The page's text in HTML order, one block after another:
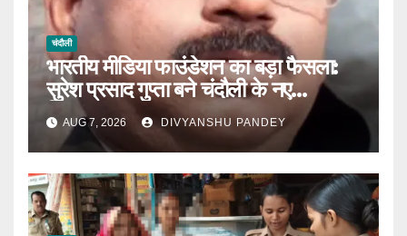
चंदौली
भारतीय मीडिया फाउंडेशन का बड़ा फैसला:
सुरेश प्रसाद गुप्ता बने चंदौली के नए
जिलाध्यक्ष|
AUG 7, 2026 DIVYANSHU PANDEY